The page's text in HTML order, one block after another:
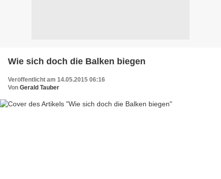
Wie sich doch die Balken biegen
Veröffentlicht am 14.05.2015 06:16
Von Gerald Tauber